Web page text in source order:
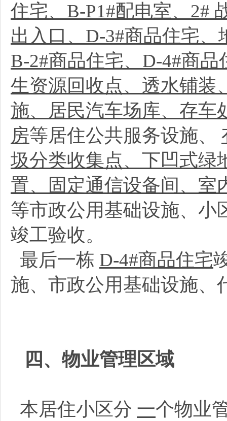
住宅、B-P1#配电室、2#
出入口、D-3#商品住宅
B-2#商品住宅、D-4#商
生资源回收点、透水铺装
施、居民汽车场库、存车
房等居住公共服务设施、
圾分类收集点、下凹式绿
置、固定通信设备间、室
等市政公用基础设施、小
竣工验收。
最后一栋 D-4#商品住宅
施、市政公用基础设施、
四、物业管理区域
本居住小区分 一个物业